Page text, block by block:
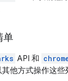
单
API 和
他方式操作这些